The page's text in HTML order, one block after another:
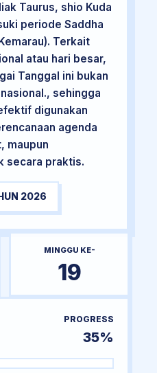
Taurus, shio Kuda
periode Saddha
Terkait
atau hari besar,
Tanggal ini bukan
sehingga
digunakan
agenda
maupun
secara praktis.
2026
MINGGU KE-
19
PROGRESS
35%